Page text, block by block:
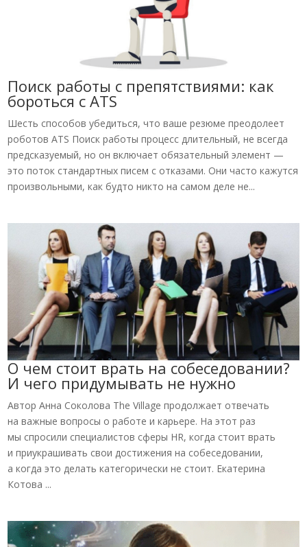
Поиск работы с препятствиями: как
бороться с ATS
Шесть способов убедиться, что ваше резюме преодолеет
роботов ATS Поиск работы процесс длительный, не всегда
предсказуемый, но он включает обязательный элемент —
это поток стандартных писем с отказами. Они часто кажутся
произвольными, как будто никто на самом деле не...
О чем стоит врать на собеседовании?
И чего придумывать не нужно
Автор Анна Соколова The Village продолжает отвечать
на важные вопросы о работе и карьере. На этот раз
мы спросили специалистов сферы HR, когда стоит врать
и приукрашивать свои достижения на собеседовании,
а когда это делать категорически не стоит. Екатерина
Котова ...